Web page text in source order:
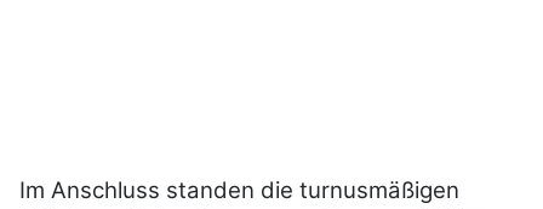
Im Anschluss standen die turnusmäßigen